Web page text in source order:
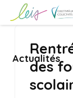
(Pressez
Entrée)
Actualités
des